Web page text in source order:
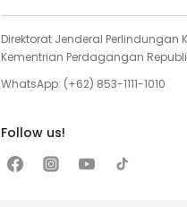
Direktorat Jenderal Perlindungan
Kementrian Perdagangan
WhatsApp: (+62) 853-1111-1010
Follow us!